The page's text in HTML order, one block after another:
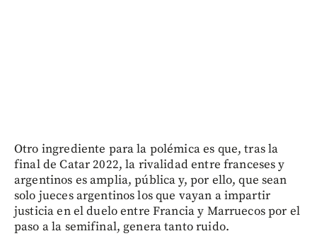
Otro ingrediente para la polémica es que, tras la
final de Catar 2022, la rivalidad entre franceses y
argentinos es amplia, pública y, por ello, que sean
solo jueces argentinos los que vayan a impartir
justicia en el duelo entre Francia y Marruecos por el
paso a la semifinal, genera tanto ruido.